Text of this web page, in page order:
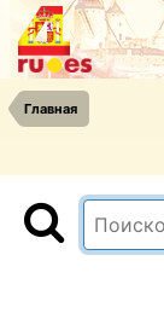
Главная